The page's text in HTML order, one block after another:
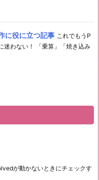
に役に立つ記事 これでもうP
迷わない！ 「乗算」「焼き込み
が動かないときにチェックす